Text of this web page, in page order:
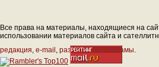
Все права на материалы, находящиеся на
использовании материалов сайта и
редакция, e-mail , размещение рекламы.